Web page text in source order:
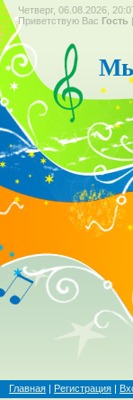
Четверг, 06.08.2026,
Приветствую Вас Гость |
Мы
Главная | Регистрация |